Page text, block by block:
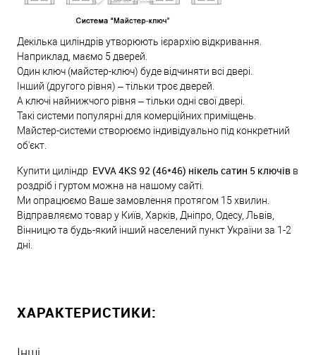
Декілька циліндрів утворюють ієрархію відкривання.
Наприклад, маємо 5 дверей.
Один ключ (майстер-ключ) буде відчиняти всі двері.
Інший (другого рівня) – тільки троє дверей.
А ключі найнижчого рівня – тільки одні свої двері.
Такі системи популярні для комерційних приміщень.
Майстер-системи створюємо індивідуально під конкретний
об'єкт.
Купити циліндр EVVA 4KS 92 (46*46) нікель сатин 5 ключів в
роздріб і гуртом можна на нашому сайті.
Ми опрацюємо Ваше замовлення протягом 15 хвилин.
Відправляємо товар у Київ, Харків, Дніпро, Одесу, Львів,
Вінницю та будь-який інший населений пункт України за 1-2
дні.
ХАРАКТЕРИСТИКИ: